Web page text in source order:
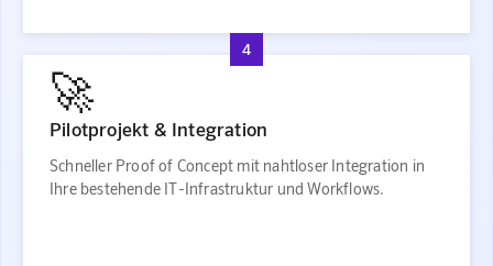
4
🚀
Pilotprojekt & Integration
Schneller Proof of Concept mit nahtloser Integration in
Ihre bestehende IT-Infrastruktur und Workflows.